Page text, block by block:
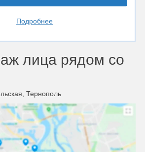
Подробнее
лица рядом со
Тернополь